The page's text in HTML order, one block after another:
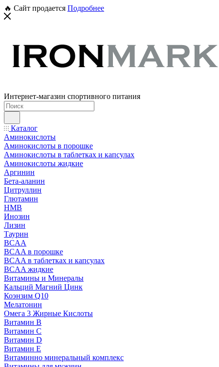
🔥 Сайт продается Подробнее
Интернет-магазин спортивного питания
Каталог
Аминокислоты
Аминокислоты в порошке
Аминокислоты в таблетках и капсулах
Аминокислоты жидкие
Аргинин
Бета-аланин
Цитруллин
Глютамин
HMB
Инозин
Лизин
Таурин
BCAA
BCAA в порошке
BCAA в таблетках и капсулах
BCAA жидкие
Витамины и Минералы
Кальций Магний Цинк
Коэнзим Q10
Мелатонин
Омега 3 Жирные Кислоты
Витамин B
Витамин C
Витамин D
Витамин E
Витаминно минеральный комплекс